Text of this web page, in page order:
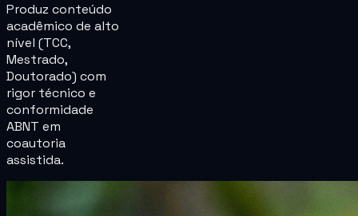
Produz conteúdo
acadêmico de alto
nível (TCC,
Mestrado,
Doutorado) com
rigor técnico e
conformidade
ABNT em
coautoria
assistida.